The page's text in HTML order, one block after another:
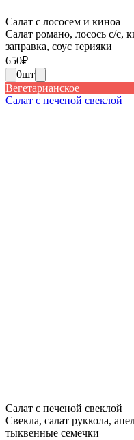
Салат с лососем и киноа
Салат романо, лосось с/с,
заправка, соус терияки
650₽
0шт
Вегетарианское
Салат с печеной свеклой
Салат с печеной свеклой
Свекла, салат руккола,
тыквенные семечки